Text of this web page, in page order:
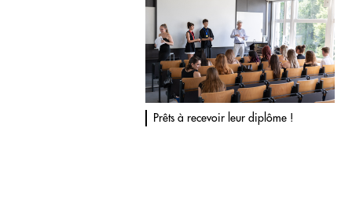
Prêts à recevoir leur diplôme !